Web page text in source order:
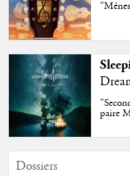
paire
Dossiers